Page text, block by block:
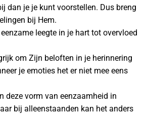
dan je je kunt voorstellen. Dus breng
bij Hem.
leegte in je hart tot overvloed
om Zijn beloften in je herinnering
je emoties het er niet mee eens
deze vorm van eenzaamheid in
bij alleenstaanden kan het anders